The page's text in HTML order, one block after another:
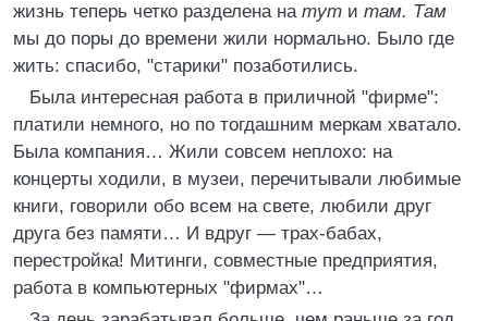
жизнь теперь четко разделена на тут и там. Там
мы до поры до времени жили нормально. Было где
жить: спасибо, "старики" позаботились.
Была интересная работа в приличной "фирме":
платили немного, но по тогдашним меркам хватало.
Была компания… Жили совсем неплохо: на
концерты ходили, в музеи, перечитывали любимые
книги, говорили обо всем на свете, любили друг
друга без памяти… И вдруг — трах-бабах,
перестройка! Митинги, совместные предприятия,
работа в компьютерных "фирмах"…